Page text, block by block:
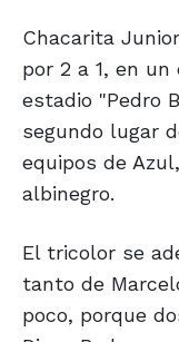
Chacarita
por 2 a 1, en
estadio "Pedro
segundo lugar
equipos de
albinegro.
El tricolor se
tanto de
poco, porque